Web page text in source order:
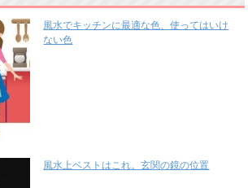
風水でキッチンに最適な色、使ってはいけ
ない色
風水上ベストはこれ。玄関の鏡の位置